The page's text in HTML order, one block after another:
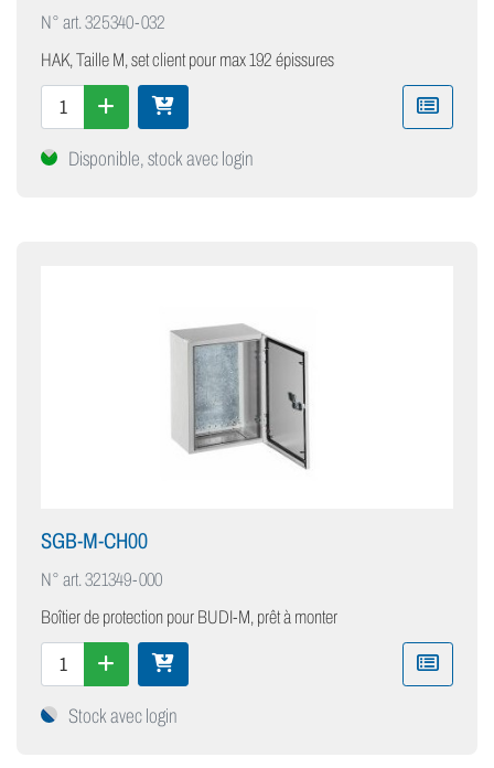
N° art.325340-032
HAK, Taille M, set client pour max 192 épissures
Disponible, stock avec login
SGB-M-CH00
N° art.321349-000
Boîtier de protection pour BUDI-M, prêt à monter
Stock avec login